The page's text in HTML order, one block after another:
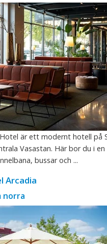
är ett modernt hotell på
Vasastan. Här bor du i
bussar och ...
Arcadia
norra